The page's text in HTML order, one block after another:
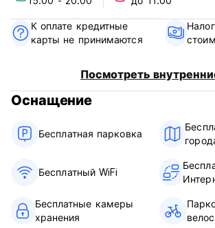
К оплате кредитные
карты не принимаются
Посмотреть
Оснащение
Бесплатная парковка
Бесплатный WiFi
Бесплатные камеры
хранения